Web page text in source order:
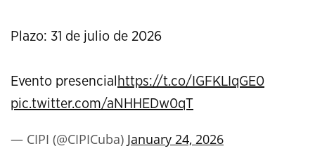
Plazo: 31 de julio de 2026
Evento presencial https://t.co/IGFKLIqGE0
pic.twitter.com/aNHHEDw0qT
— CIPI (@CIPICuba) January 24, 2026